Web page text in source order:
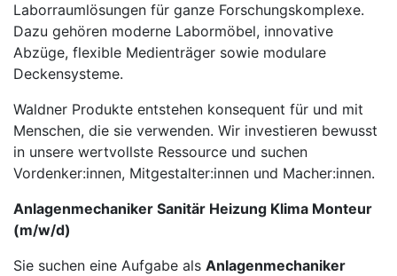
Laborraumlösungen für ganze Forschungskomplexe.
Dazu gehören moderne Labor­möbel, innovative
Abzüge, flexible Medienträger sowie modulare
Deckensysteme.
Waldner Produkte entstehen konsequent für und mit
Menschen, die sie verwenden. Wir investieren be­wusst
in unsere wertvollste Ressource und suchen
Vordenker:innen, Mitgestalter:innen und Macher:innen.
Anlagenmechaniker Sanitär Heizung Klima Monteur
(m/w/d)
Sie suchen eine Aufgabe als Anlagenmechaniker